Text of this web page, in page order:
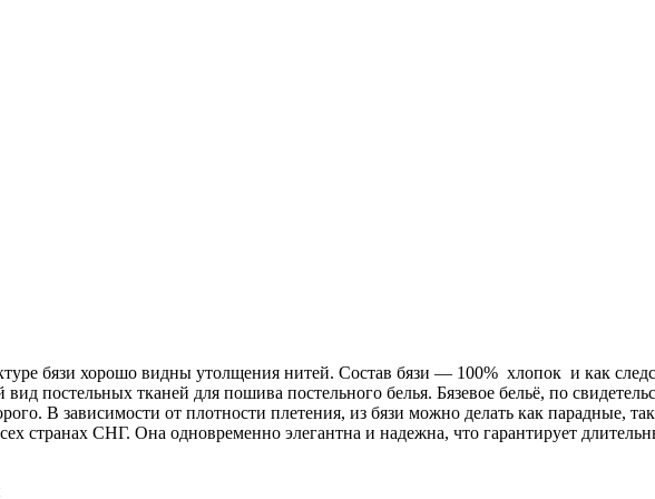
бязи хорошо видны утолщения нитей. Состав бязи ― 100% хлопок и как
постельных тканей для пошива постельного белья. Бязевое бельё, по
В зависимости от плотности плетения, из бязи можно делать как парадные,
странах СНГ. Она одновременно элегантна и надежна, что гарантирует